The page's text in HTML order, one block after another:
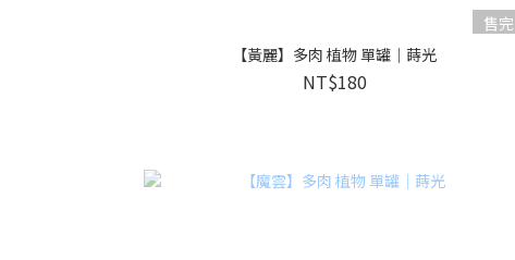
售完
【黃麗】多肉 植物 單罐｜蒔光
NT$180